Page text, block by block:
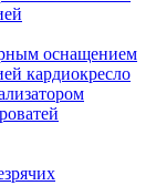
оснащением
кардиокресло